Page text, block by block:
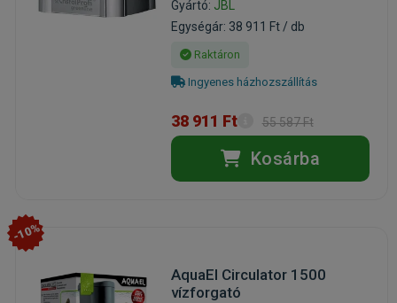
Gyártó: JBL
Egységár: 38 911 Ft / db
Raktáron
Ingyenes házhozszállítás
38 911 Ft 55 587 Ft
Kosárba
-10%
AquaEl Circulator 1500
vízforgató